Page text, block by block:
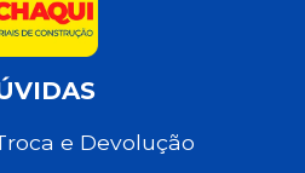
e Devolução